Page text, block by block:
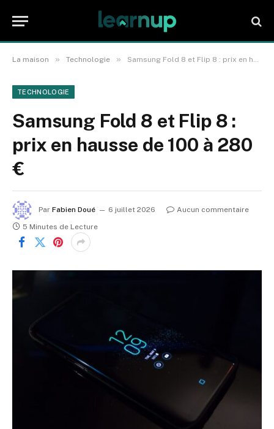
La maison » Technologie » Samsung Fold 8 et Flip 8 : prix en hausse de 100 à 280 €
TECHNOLOGIE
Samsung Fold 8 et Flip 8 :
prix en hausse de 100 à 280
€
Par Fabien Doué 6 juillet 2026
Aucun commentaire
5 Minutes de Lecture